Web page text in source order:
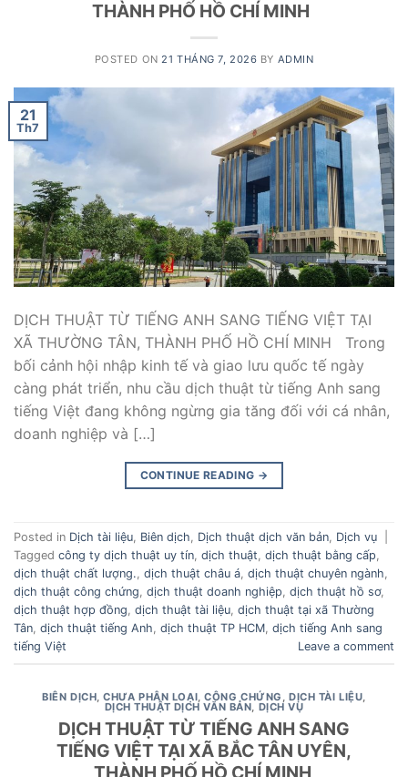
THÀNH PHỐ HỒ CHÍ MINH
POSTED ON 21 THÁNG 7, 2026 BY ADMIN
21
Th7
DỊCH THUẬT TỪ TIẾNG ANH SANG TIẾNG VIỆT TẠI
XÃ THƯỜNG TÂN, THÀNH PHỐ HỒ CHÍ MINH Trong
bối cảnh hội nhập kinh tế và giao lưu quốc tế ngày
càng phát triển, nhu cầu dịch thuật từ tiếng Anh sang
tiếng Việt đang không ngừng gia tăng đối với cá nhân,
doanh nghiệp và […]
CONTINUE READING →
Posted in Dịch tài liệu, Biên dịch, Dịch thuật dịch văn bản, Dịch vụ
Tagged công ty dịch thuật uy tín, dịch thuật, dịch thuật bằng cấp,
dịch thuật chất lượng., dịch thuật châu á, dịch thuật chuyên ngành,
dịch thuật công chứng, dịch thuật doanh nghiệp, dịch thuật hồ sơ,
dịch thuật hợp đồng, dịch thuật tài liệu, dịch thuật tại xã Thường
Tân, dịch thuật tiếng Anh, dịch thuật TP HCM, dịch tiếng Anh sang
tiếng Việt
Leave a comment
BIÊN DỊCH,CHƯA PHÂN LOẠI,CÔNG CHỨNG ,DỊCH TÀI LIỆU,
DỊCH THUẬT DỊCH VĂN BẢN, DỊCH VỤ
DỊCH THUẬT TỪ TIẾNG ANH SANG
TIẾNG VIỆT TẠI XÃ BẮC TÂN UYÊN,
THÀNH PHỐ HỒ CHÍ MINH